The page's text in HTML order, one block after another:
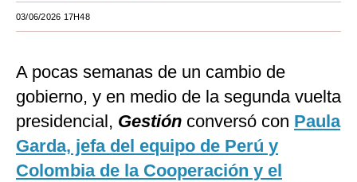
Tecnología
Club del Suscriptor
Mix
G de Gestión
03/06/2026 17H48
A pocas semanas de un cambio de
gobierno, y en medio de la segunda vuelta
presidencial, Gestión conversó con Paula
Garda, jefa del equipo de Perú y
Colombia de la Cooperación y el